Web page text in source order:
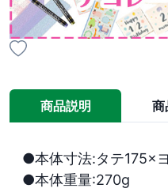
商品説明 商
●本体寸法:タテ175×
●本体重量:270g